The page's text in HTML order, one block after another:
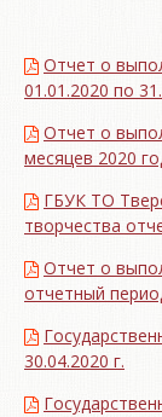
Отчет о
01.01.2020 по
Отчет о
месяцев 2020
ГБУК ТО
творчества
Отчет о
отчетный
30.04.2020 г.